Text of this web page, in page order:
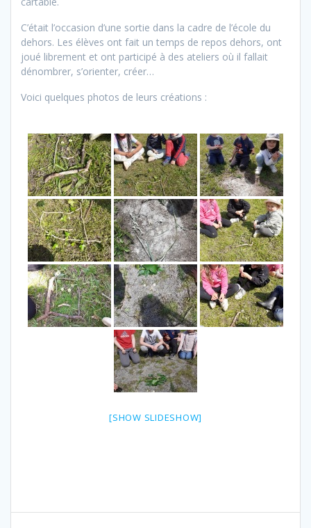
C’était l’occasion d’une sortie dans la cadre de l’école du
dehors. Les élèves ont fait un temps de repos dehors, ont
joué librement et ont participé à des ateliers où il fallait
dénombrer, s’orienter, créer…
Voici quelques photos de leurs créations :
[SHOW SLIDESHOW]